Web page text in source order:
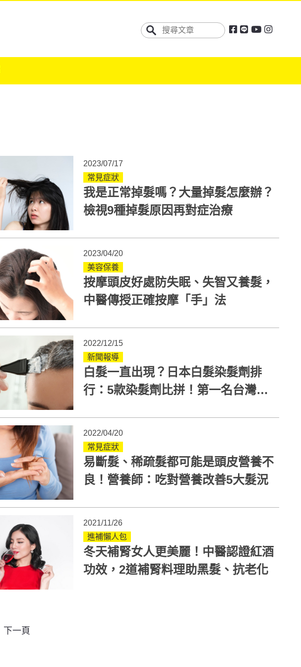
2023/07/17
常見症狀
我是正常掉髮嗎？大量掉髮怎麼辦？
檢視9種掉髮原因再對症治療
2023/04/20
美容保養
按摩頭皮好處防失眠、失智又養髮，
中醫傳授正確按摩「手」法
2022/12/15
新聞報導
白髮一直出現？日本白髮染髮劑排
行：5款染髮劑比拼！第一名台灣就
2022/04/20
常見症狀
易斷髮、稀疏髮都可能是頭皮營養不
良！營養師：吃對營養改善5大髮況
2021/11/26
進補懶人包
冬天補腎女人更美麗！中醫認證紅酒
功效，2道補腎料理助黑髮、抗老化
下一頁